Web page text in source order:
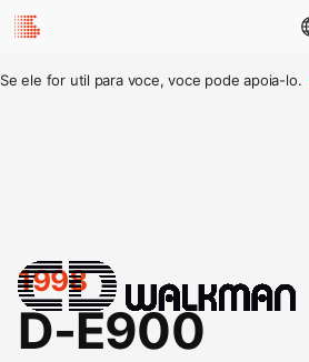
Se ele for util para voce, voce pode apoia-lo.
1998
D-E900